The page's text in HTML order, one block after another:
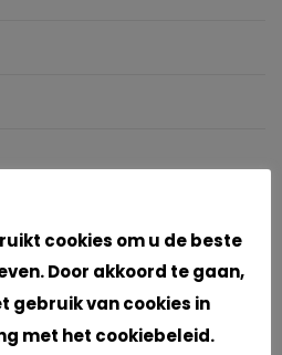
cookies om u de beste
Door akkoord te gaan,
gebruik van cookies in
met het cookiebeleid.